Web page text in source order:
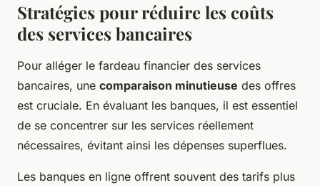
Stratégies pour réduire les coûts
des services bancaires
Pour alléger le fardeau financier des services
bancaires, une comparaison minutieuse des offres
est cruciale. En évaluant les banques, il est essentiel
de se concentrer sur les services réellement
nécessaires, évitant ainsi les dépenses superflues.
Les banques en ligne offrent souvent des tarifs plus